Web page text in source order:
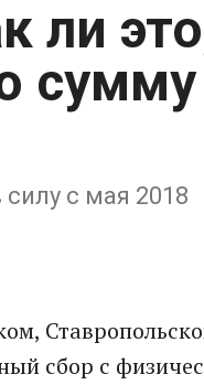
ли
сумму
с мая 2018
сбор с